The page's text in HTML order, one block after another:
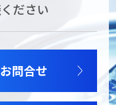
ださい
問合せ